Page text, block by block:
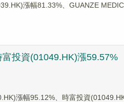
漲幅81.33%、GUANZE
投資(01049.HK)漲59.57%
漲幅95.12%、時富投資